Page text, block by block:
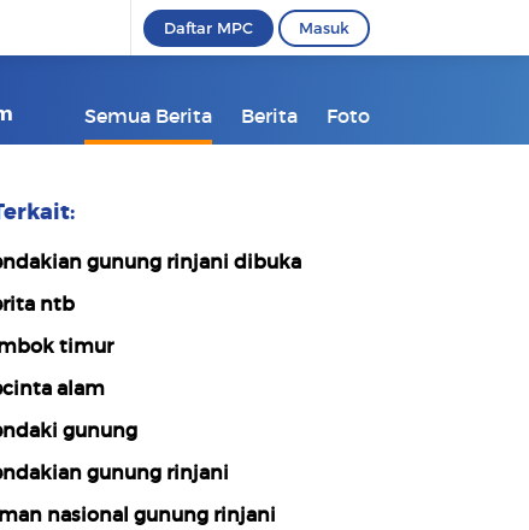
Daftar MPC Masuk
Semua Berita Berita Foto
gunung rinjani dibuka
ntb
timur
alam
gunung
gunung rinjani
nasional gunung rinjani